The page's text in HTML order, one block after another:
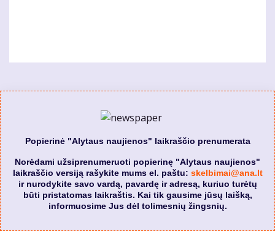
Popierinė "Alytaus naujienos" laikraščio prenumerata
Norėdami užsiprenumeruoti popierinę "Alytaus naujienos"
laikraščio versiją rašykite mums el. paštu: skelbimai@ana.lt
ir nurodykite savo vardą, pavardę ir adresą, kuriuo turėtų
būti pristatomas laikraštis. Kai tik gausime jūsų laišką,
informuosime Jus dėl tolimesnių žingsnių.